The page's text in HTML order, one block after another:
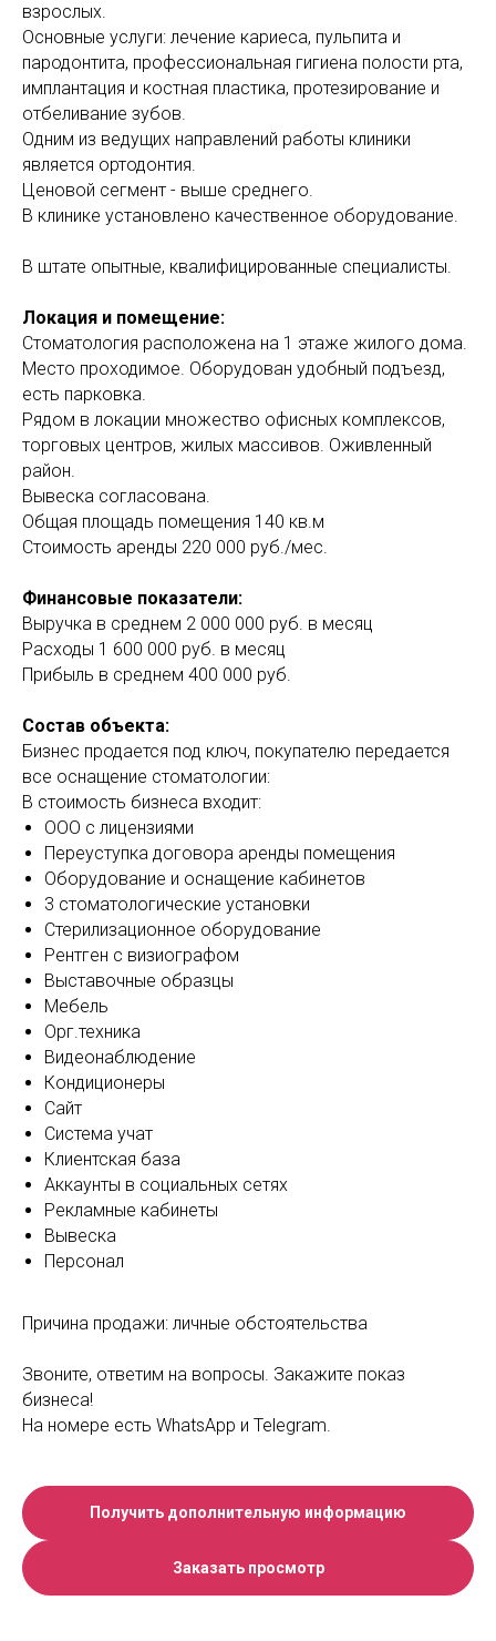
взрослых.
Основные услуги: лечение кариеса, пульпита и
пародонтита, профессиональная гигиена полости рта,
имплантация и костная пластика, протезирование и
отбеливание зубов.
Одним из ведущих направлений работы клиники
является ортодонтия.
Ценовой сегмент - выше среднего.
В клинике установлено качественное оборудование.
В штате опытные, квалифицированные специалисты.
Локация и помещение:
Стоматология расположена на 1 этаже жилого дома.
Место проходимое. Оборудован удобный подъезд,
есть парковка.
Рядом в локации множество офисных комплексов,
торговых центров, жилых массивов. Оживленный
район.
Вывеска согласована.
Общая площадь помещения 140 кв.м
Стоимость аренды 220 000 руб./мес.
Финансовые показатели:
Выручка в среднем 2 000 000 руб. в месяц
Расходы 1 600 000 руб. в месяц
Прибыль в среднем 400 000 руб.
Состав объекта:
Бизнес продается под ключ, покупателю передается
все оснащение стоматологии:
В стоимость бизнеса входит:
ООО с лицензиями
Переуступка договора аренды помещения
Оборудование и оснащение кабинетов
3 стоматологические установки
Стерилизационное оборудование
Рентген с визиографом
Выставочные образцы
Мебель
Орг.техника
Видеонаблюдение
Кондиционеры
Сайт
Система учат
Клиентская база
Аккаунты в социальных сетях
Рекламные кабинеты
Вывеска
Персонал
Причина продажи: личные обстоятельства
Звоните, ответим на вопросы. Закажите показ
бизнеса!
На номере есть WhatsApp и Telegram.
Получить дополнительную информацию
Заказать просмотр